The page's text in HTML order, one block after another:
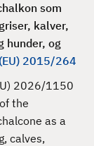
som
kalver,
hunder, og
(EU) 2015/264
2026/1150
the
as a
calves,